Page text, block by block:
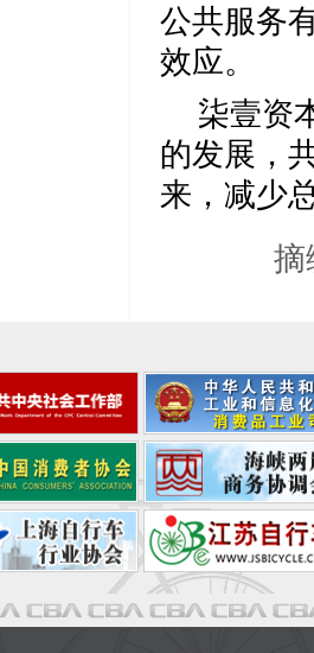
公共服务
效应。
柒壹资
的发展，
来，减少
摘